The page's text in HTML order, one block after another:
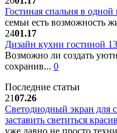
Гостиная спальня в
семьи есть возможность
2401.17
Дизайн кухни гостиной
Возможно ли создать
сохранив... 0
Последние статьи
2107.26
Светодиодный экран для
заставить светиться
уже давно не просто